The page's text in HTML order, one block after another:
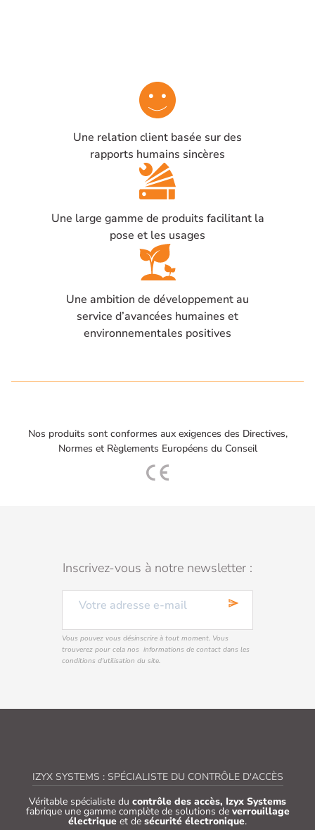
PSDX240.75)
alimentation
secourue
Une relation client basée sur des
rapports humains sincères
Une large gamme de produits facilitant la
pose et les usages
Une ambition de développement au
service d’avancées humaines et
environnementales positives
Nos produits sont conformes aux exigences des Directives,
Normes et Règlements Européens du Conseil
Inscrivez-vous à notre newsletter :
send
Vous pouvez vous désinscrire à tout moment. Vous
trouverez pour cela nos informations de contact dans les
conditions d'utilisation du site.
IZYX SYSTEMS : SPÉCIALISTE DU CONTRÔLE D'ACCÈS
Véritable spécialiste du contrôle des accès, Izyx Systems
fabrique une gamme complète de solutions de verrouillage
électrique et de sécurité électronique.